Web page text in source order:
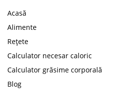
Acasă
Alimente
Rețete
Calculator necesar caloric
Calculator grăsime corporală
Blog